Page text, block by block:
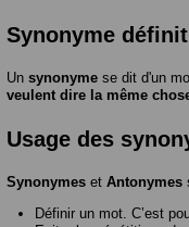
Synonyme
Un synonyme se dit d'un
veulent dire la même
Usage des
Synonymes et Antonymes
Définir un mot. C’est